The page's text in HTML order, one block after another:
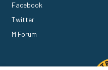
Facebook
Twitter
M Forum